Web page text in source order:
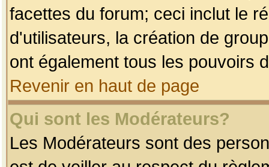
facettes du forum; ceci inclut le
d'utilisateurs, la création de
ont également tous les pouvoirs
Revenir en haut de page
Qui sont les Modérateurs?
Les Modérateurs sont des